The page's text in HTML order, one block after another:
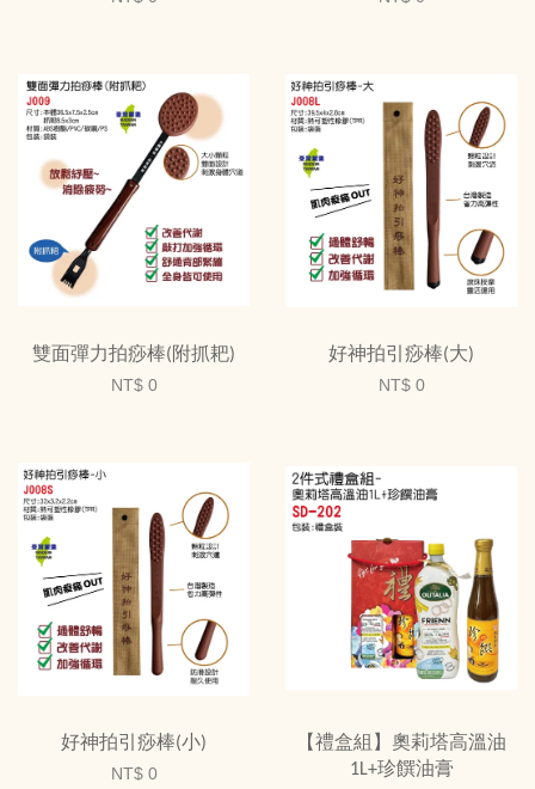
雙面彈力拍痧棒(附抓耙)
NT$ 0
好神拍引痧棒(大)
NT$ 0
好神拍引痧棒(小)
NT$ 0
【禮盒組】奧莉塔高溫油
1L+珍饌油膏